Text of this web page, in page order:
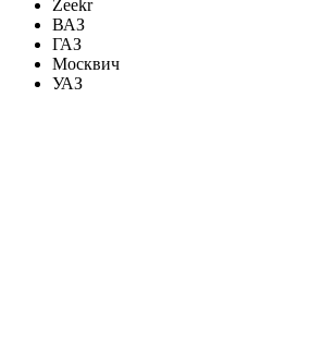
Zeekr
ВАЗ
ГАЗ
Москвич
УАЗ